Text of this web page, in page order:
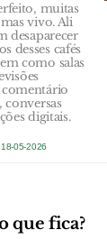
muitas
vivo. Ali
desaparecer
desses cafés
como salas
comentário
digitais.
05-2026
que fica?